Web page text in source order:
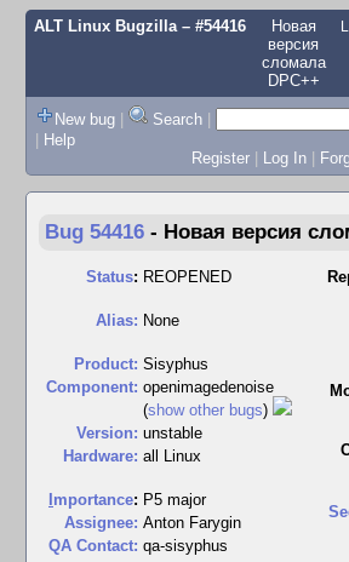
ALT Linux Bugzilla– #54416
Новая
версия
сломала
DPC++
New bug | Search |
| Help
Register | Log In |
Bug 54416 - Новая версия
Status: REOPENED
Alias: None
Product: Sisyphus
Component: openimagedenoise
(show other bugs)
Version: unstable
Hardware: all Linux
mportance: P5 major
Assignee: Anton Farygin
QA Contact: qa-sisyphus